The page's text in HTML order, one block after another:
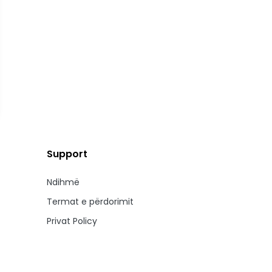
Support
Ndihmë
Termat e përdorimit
Privat Policy